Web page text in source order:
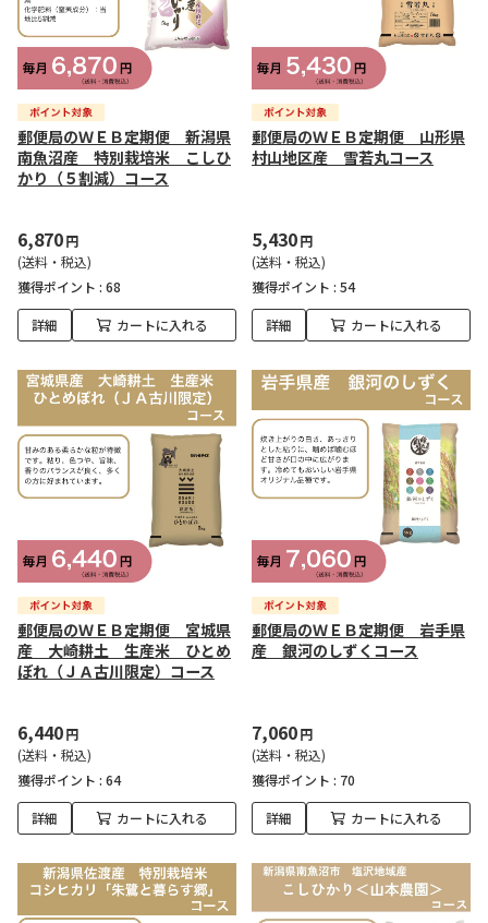
郵便局のＷＥＢ定期便 新潟県
南魚沼産 特別栽培米 こしひ
かり（５割減）コース
6,870円
(送料・税込)
獲得ポイント : 68
詳細 カートに入れる
郵便局のＷＥＢ定期便 山形県
村山地区産 雪若丸コース
5,430円
(送料・税込)
獲得ポイント : 54
詳細 カートに入れる
郵便局のＷＥＢ定期便 宮城県
産 大崎耕土 生産米 ひとめ
ぼれ（ＪＡ古川限定）コース
6,440円
(送料・税込)
獲得ポイント : 64
詳細 カートに入れる
郵便局のＷＥＢ定期便 岩手県
産 銀河のしずくコース
7,060円
(送料・税込)
獲得ポイント : 70
詳細 カートに入れる